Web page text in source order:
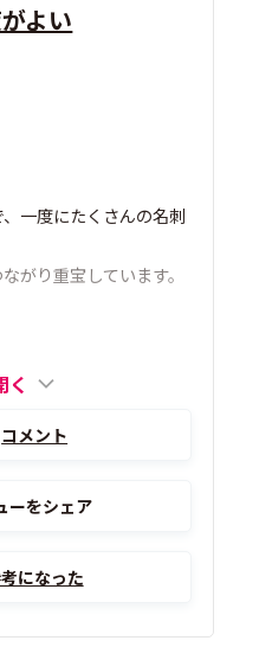
よい
一度にたくさんの名刺
がり重宝しています。
く
コメント
ーをシェア
になった